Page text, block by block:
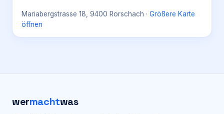
Mariabergstrasse 18, 9400 Rorschach · Größere Karte
öffnen
wermachtwas